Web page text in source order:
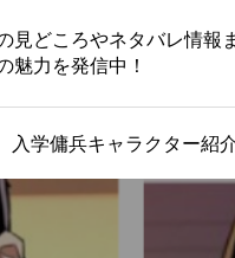
見どころやネタバレ情報
魅力を発信中！
入学傭兵キャラクター紹